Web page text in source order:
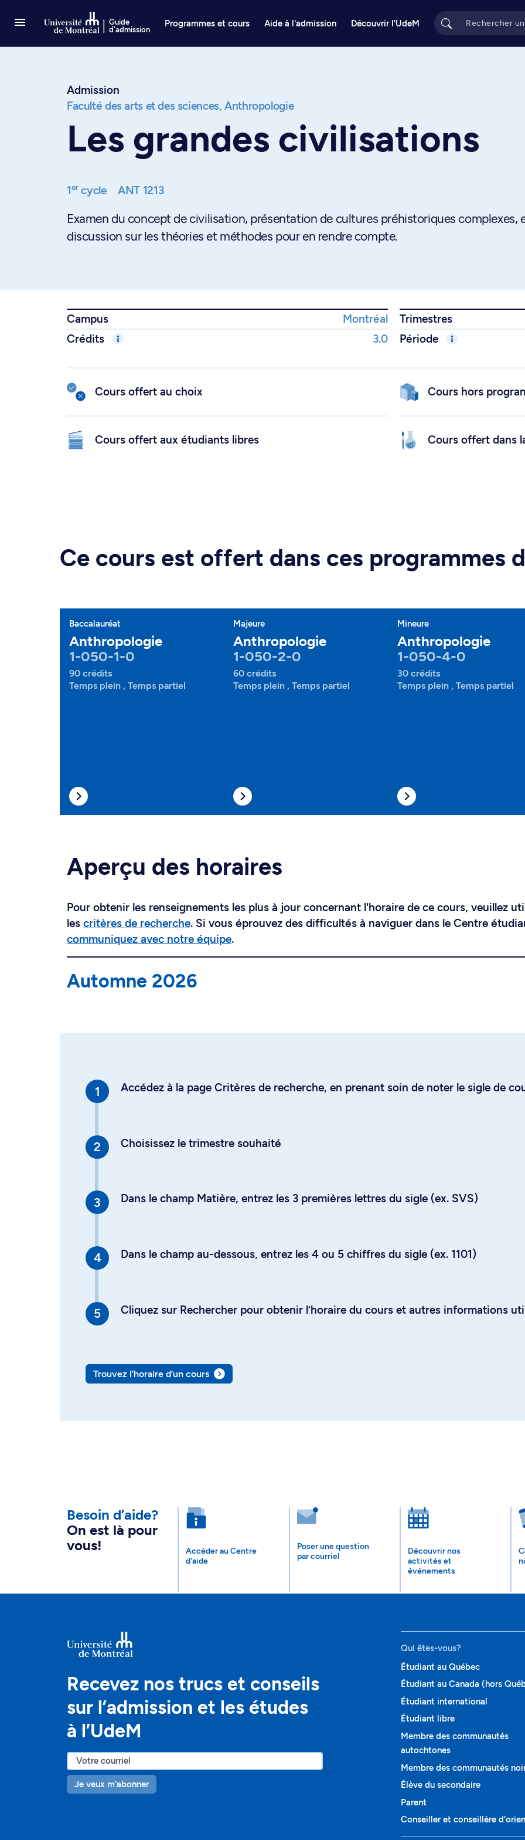
Guide
d'admission
Programmes et cours Aide à l'admission Découvrir l'UdeM
Admission
Faculté des arts et des sciences, Anthropologie
Les grandes civilisations
1ercycle ANT 1213
Examen du concept de civilisation, présentation de cultures préhistoriques complexes,
discussion sur les théories et méthodes pour en rendre compte.
Campus Montréal Trimestres
Crédits
3.0 Période
Cours offert au choix Cours hors
Cours offert aux étudiants libres Cours offert dans
Ce cours est offert dans ces programmes
Baccalauréat
Anthropologie
1-050-1-0
90 crédits
Temps plein , Temps partiel
Majeure
Anthropologie
1-050-2-0
60 crédits
Temps plein , Temps partiel
Mineure
Anthropologie
1-050-4-0
30 crédits
Temps plein , Temps partiel
Aperçu des horaires
Pour obtenir les renseignements les plus à jour concernant l'horaire de ce cours, veuillez
les critères de recherche. Si vous éprouvez des difficultés à naviguer dans le Centre
communiquez avec notre équipe.
Automne 2026
Accédez à la page Critères de recherche, en prenant soin de noter le sigle de
Choisissez le trimestre souhaité
Dans le champ Matière, entrez les 3 premières lettres du sigle (ex. SVS)
Dans le champ au-dessous, entrez les 4 ou 5 chiffres du sigle (ex. 1101)
Cliquez sur Rechercher pour obtenir l’horaire du cours et autres informations
Trouvez l’horaire d’un cours
Besoin d’aide?
On est là pour
vous!
Accéder au Centre
d'aide
Poser une question
par courriel
Découvrir nos
activités et
événements
Recevez nos trucs et conseils
sur l’admission et les études
à l’UdeM
Je veux m'abonner
Qui êtes-vous?
Étudiant au Québec
Étudiant au Canada (hors
Étudiant international
Étudiant libre
Membre des communautés
autochtones
Membre des communautés
Élève du secondaire
Parent
Conseiller et conseillère